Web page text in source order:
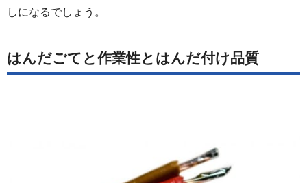
しになるでしょう。
はんだごてと作業性とはんだ付け品質